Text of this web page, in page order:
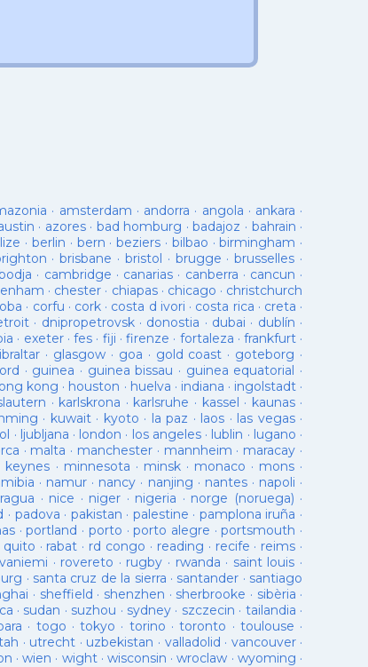
· amsterdam · andorra · angola · ankara ·
· azores· bad homburg ·badajoz · bahrain ·
· berlin · bern ·beziers · bilbao ·birmingham ·
·brisbane · bristol · brugge ·brusselles ·
· cambridge · canarias · canberra · cancun ·
· chester · chiapas· chicago · christchurch
· corfu · cork · costa d ivori · costa rica · creta ·
· dnipropetrovsk· donostia · dubai · dublín ·
· exeter· fes · fiji · firenze · fortaleza · frankfurt ·
· glasgow· goa · gold coast · goteborg ·
· guinea · guinea bissau · guinea equatorial ·
kong · houston · huelva · indiana · ingolstadt·
· karlskrona · karlsruhe · kassel · kaunas·
· kuwait· kyoto · la paz · laos · las vegas·
· ljubljana · london · los angeles· lublin · lugano ·
· malta · manchester · mannheim · maracay ·
keynes · minnesota · minsk· monaco · mons ·
· namur · nancy · nanjing · nantes· napoli ·
· nice · niger · nigeria · norge (noruega) ·
· padova · pakistan · palestine · pamplona iruña ·
·portland · porto ·porto alegre ·portsmouth ·
quito · rabat · rd congo · reading · recife · reims ·
· rovereto · rugby · rwanda · saint louis ·
· santa cruz de la sierra · santander · santiago
· sheffield · shenzhen · sherbrooke · sibèria ·
· sudan · suzhou · sydney · szczecin · tailandia ·
· togo ·tokyo · torino ·toronto · toulouse ·
· utrecht · uzbekistan · valladolid · vancouver·
·wien · wight·wisconsin ·wroclaw · wyoming ·